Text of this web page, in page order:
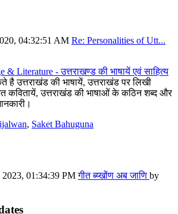
04:32:51 AM Re: Personalities of Utt...
& Literature - उत्तराखण्ड की भाषायें एवं साहित्य
उत्तराखंड की भाषायें, उत्तराखंड पर लिखी
कवितायें, उत्तराखंड की भाषाओं के कठिन शब्द और
, Saket Bahuguna
2023, 01:34:39 PMगीत ब्य्खोंण अब जाणि by